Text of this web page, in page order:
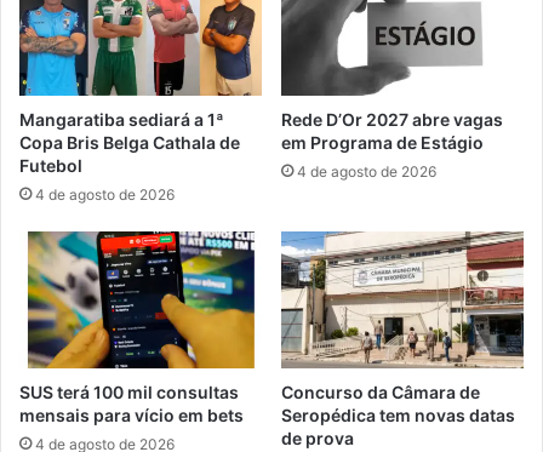
e
m
t
a
u
o
t
a
,
m
o
m
a
n
t
Mangaratiba sediará a 1ª
Copa Bris Belga Cathala de
Futebol
4 de agosto de 2026
Rede D’Or 2027 abre vagas
em Programa de Estágio
4 de agosto de 2026
SUS terá 100 mil consultas
mensais para vício em bets
4 de agosto de 2026
Concurso da Câmara de
Seropédica tem novas datas
de prova